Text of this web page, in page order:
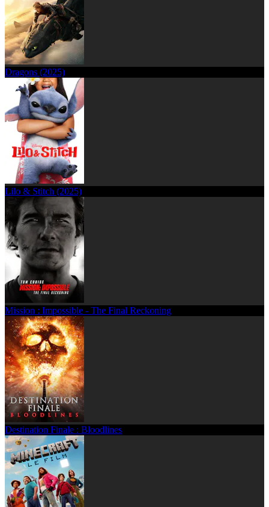
Dragons (2025)
Lilo & Stitch (2025)
Mission : Impossible - The Final Reckoning
Destination Finale : Bloodlines